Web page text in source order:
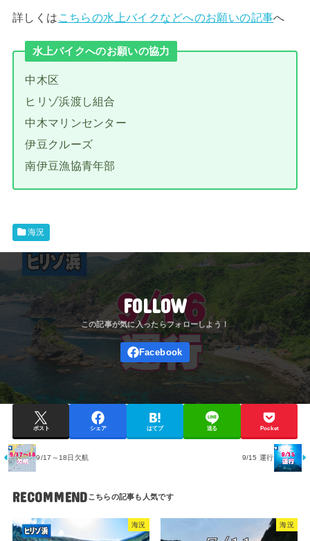
詳しくは こちらの水上バイクなどへのお願いの記事へ
水上バイクへのお願いの協力
中木区
ヒリゾ浜渡し組合
中木マリンセンター
伊豆クルーズ
南伊豆漁協青年部
海況
FOLLOW
ポスト シェア はてブ 送る Pocket
9/17～18日欠航 9/15 運行
RECOMMEND
海況 海況